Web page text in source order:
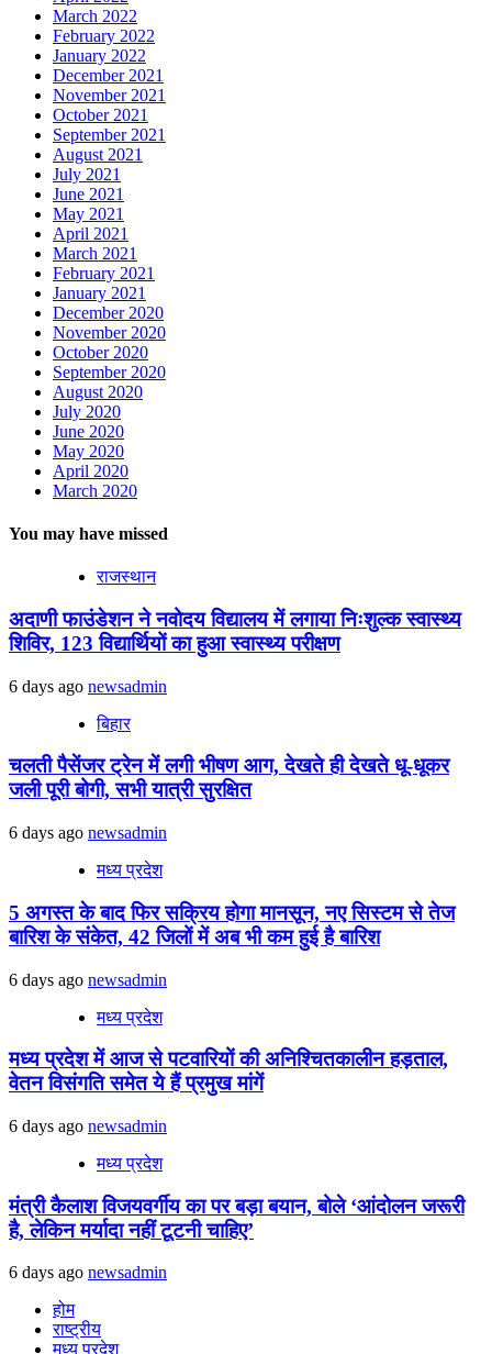
March 2022
February 2022
January 2022
December 2021
November 2021
October 2021
September 2021
August 2021
July 2021
June 2021
May 2021
April 2021
March 2021
February 2021
January 2021
December 2020
November 2020
October 2020
September 2020
August 2020
July 2020
June 2020
May 2020
April 2020
March 2020
You may have missed
राजस्थान
अदाणी फाउंडेशन ने नवोदय विद्यालय में लगाया निःशुल्क स्वास्थ्य
शिविर, 123 विद्यार्थियों का हुआ स्वास्थ्य परीक्षण
6 days ago newsadmin
बिहार
चलती पैसेंजर ट्रेन में लगी भीषण आग, देखते ही देखते धू-धूकर
जली पूरी बोगी, सभी यात्री सुरक्षित
6 days ago newsadmin
मध्य प्रदेश
5 अगस्त के बाद फिर सक्रिय होगा मानसून, नए सिस्टम से तेज
बारिश के संकेत, 42 जिलों में अब भी कम हुई है बारिश
6 days ago newsadmin
मध्य प्रदेश
मध्य प्रदेश में आज से पटवारियों की अनिश्चितकालीन हड़ताल,
वेतन विसंगति समेत ये हैं प्रमुख मांगें
6 days ago newsadmin
मध्य प्रदेश
मंत्री कैलाश विजयवर्गीय का पर बड़ा बयान, बोले ‘आंदोलन जरूरी
है, लेकिन मर्यादा नहीं टूटनी चाहिए’
6 days ago newsadmin
होम
राष्ट्रीय
मध्य प्रदेश